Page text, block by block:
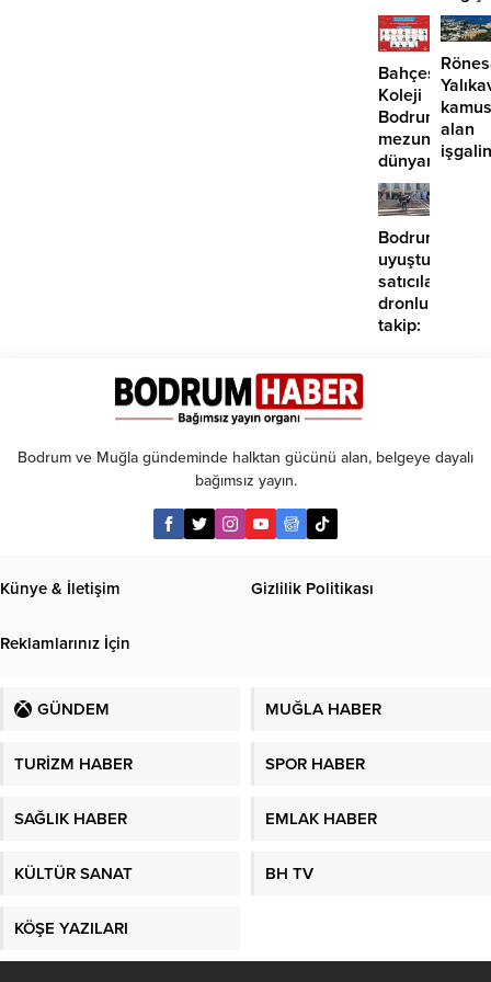
öngörüsü:
Yükseliş
tarihe
işaret
edildi
Artık
paralı
Bahçeşehir
Koleji
Bodrum
mezunlarına
dünyanın
seçkin
kabul
alan
Bodrum’da
uyuşturucu
satıcılarına
dronlu
takip:
Bodrum ve Muğla gündeminde halktan gücünü alan, belgeye dayalı
bağımsız yayın.
Künye & İletişim Gizlilik Politikası
Reklamlarınız İçin
GÜNDEM MUĞLA HABER
TURİZM HABER SPOR HABER
SAĞLIK HABER EMLAK HABER
KÜLTÜR SANAT BH TV
KÖŞE YAZILARI